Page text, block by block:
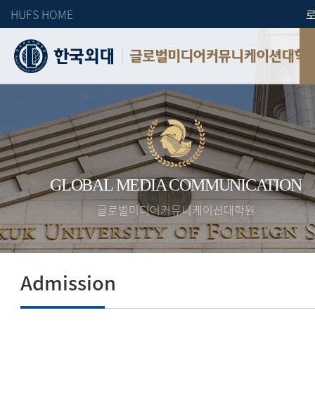
HUFS HOME
글로벌미디어커뮤니케이션대학
GLOBAL MEDIA COMMUNICATION
글로벌미디어커뮤니케이션대학원
Admission